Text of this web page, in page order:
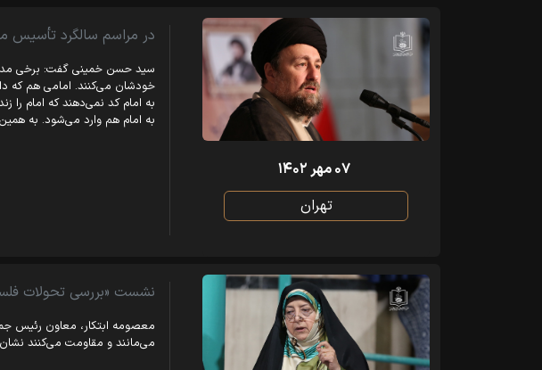
۰۷ مهر ۱۴۰۲
تهران
در مراسم سالگرد تأسیس
سید حسن خمینی گفت: برخی
خودشان می‌کنند. امامی هم که
به امام کد نمی‌دهند که امام را
به امام هم وارد می‌شود. به
نشست «بررسی تحولات
معصومه ابتکار، معاون رئیس
می‌مانند و مقاومت می‌کنند